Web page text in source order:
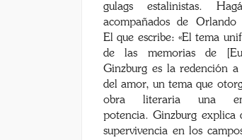
gulags estalinistas.
acompañados de Orlando
El que escribe: «El tema
de las memorias de
Ginzburg es la redención a
del amor, un tema que
obra literaria una
potencia. Ginzburg explica
supervivencia en los